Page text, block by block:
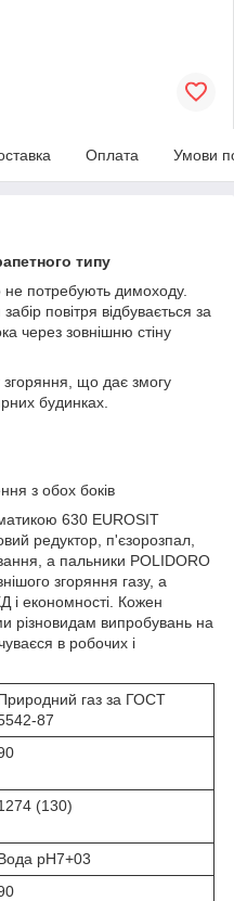
Оплата Умови
типу
потребують димоходу.
повітря відбувається за
через зовнішню стіну
що дає змогу
будинках.
з обох боків
630 EUROSIT
редуктор, п'єзорозпал,
а пальники POLIDORO
згоряння газу, а
і економності. Кожен
різновидам випробувань на
в робочих і
газ за ГОСТ
87
(130)
pH7+03